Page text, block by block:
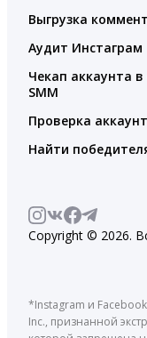
Выгрузка
Аудит Инстаграм
Чекап аккаунта
SMM
Проверка
Найти
Copyright © 2026.
*Instagram и
Inc., признанной